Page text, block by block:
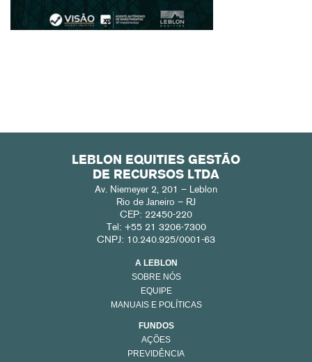
LEBLON EQUITIES GESTÃO
DE RECURSOS LTDA
Av. Niemeyer 2, 201 – Leblon
Rio de Janeiro – RJ
CEP: 22450-220
Tel: +55 21 3206-7300
CNPJ: 10.240.925/0001-63
A LEBLON
SOBRE NÓS
EQUIPE
MANUAIS E POLÍTICAS
FUNDOS
AÇÕES
PREVIDÊNCIA